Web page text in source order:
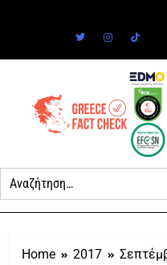
Home 2017